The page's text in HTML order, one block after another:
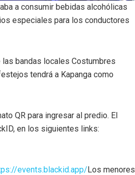
a consumir bebidas alcohólicas
especiales para los conductores
las bandas locales Costumbres
tendrá a Kapanga como
QR para ingresar al predio. El
en los siguientes links:
events.blackid.app/Los menores